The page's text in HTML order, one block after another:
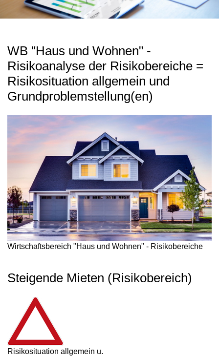
WB "Haus und Wohnen" -
Risikoanalyse der Risikobereiche =
Risikosituation allgemein und
Grundproblemstellung(en)
Wirtschaftsbereich "Haus und Wohnen" - Risikobereiche
Steigende Mieten (Risikobereich)
Risikosituation allgemein u.